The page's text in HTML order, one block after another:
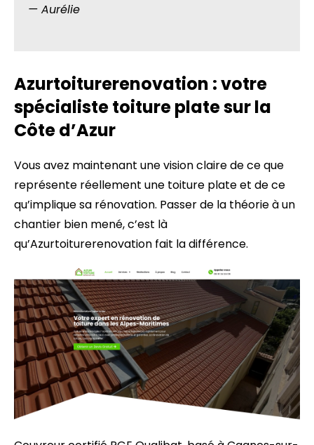
— Aurélie
Azurtoiturerenovation : votre
spécialiste toiture plate sur la
Côte d’Azur
Vous avez maintenant une vision claire de ce que
représente réellement une toiture plate et de ce
qu’implique sa rénovation. Passer de la théorie à un
chantier bien mené, c’est là
qu’Azurtoiturerenovation fait la différence.